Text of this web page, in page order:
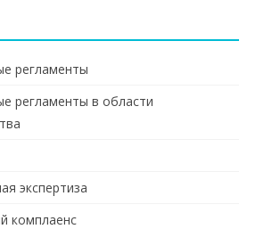
регламенты
регламенты в области
экспертиза
комплаенс